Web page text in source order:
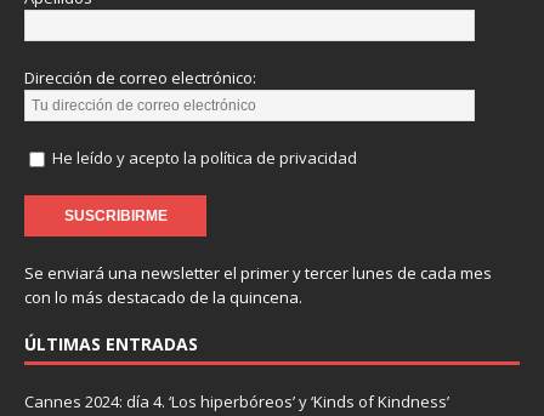
Dirección de correo electrónico:
He leído y acepto la política de privacidad
Se enviará una newsletter el primer y tercer lunes de cada mes
con lo más destacado de la quincena.
ÚLTIMAS ENTRADAS
Cannes 2024: día 4. ‘Los hiperbóreos’ y ‘Kinds of Kindness’